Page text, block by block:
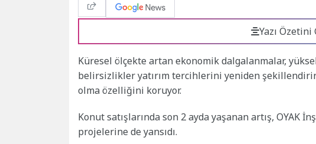
Yazı Özetini
Küresel ölçekte artan ekonomik dalgalanmalar,
belirsizlikler yatırım tercihlerini yeniden
olma özelliğini koruyor.
Konut satışlarında son 2 ayda yaşanan artış, OYAK
projelerine de yansıdı.